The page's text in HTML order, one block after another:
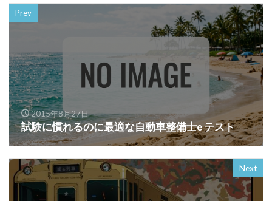
Prev
2015年8月27日
試験に慣れるのに最適な自動車整備士e テスト
Next